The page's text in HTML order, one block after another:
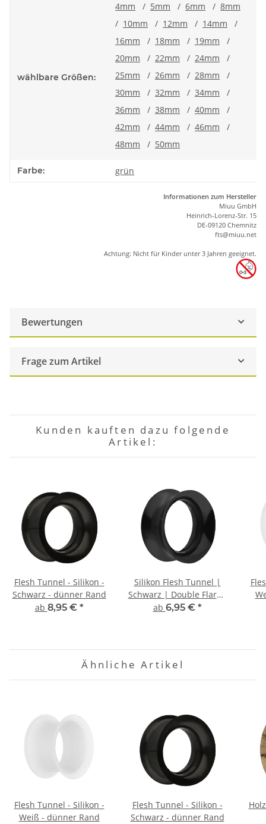
wählbare Größen:
4mm / 5mm / 6mm / 8mm
/ 10mm / 12mm / 14mm
/
16mm
/ 18mm / 19mm
/
20mm
/ 22mm / 24mm
/
25mm
/ 26mm / 28mm
/
30mm
/ 32mm / 34mm
/
36mm
/ 38mm / 40mm
/
42mm
/ 44mm / 46mm
/
48mm
/ 50mm
Farbe: grün
Informationen zum Hersteller
Miuu GmbH
Heinrich-Lorenz-Str. 15
DE-09120 Chemnitz
fts@miuu.net
Achtung: Nicht für Kinder unter 3 Jahren geeignet.
Bewertungen
Frage zum Artikel
Kunden kauften dazu folgende
Artikel:
Flesh Tunnel - Silikon -
Schwarz - dünner Rand
ab 8,95 € *
Silikon Flesh Tunnel |
Schwarz | Double Flared
Ohrtunnel | Dünn
ab 6,95 € *
Ähnliche Artikel
Flesh Tunnel - Silikon -
Weiß - dünner Rand
Flesh Tunnel - Silikon -
Schwarz - dünner Rand